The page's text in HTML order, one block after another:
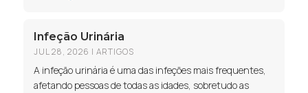
Infeção Urinária
JUL 28, 2026 | ARTIGOS
A infeção urinária é uma das infeções mais frequentes,
afetando pessoas de todas as idades, sobretudo as